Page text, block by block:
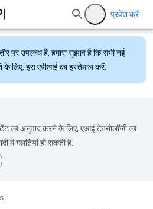
प्रवेश करें
पर उपलब्ध है. हमारा सुझाव है कि सभी नई
लिए, इस एपीआई का इस्तेमाल करें.
का अनुवाद करने के लिए, एआई टेक्नोलॉजी का
में गलतियां हो सकती हैं.